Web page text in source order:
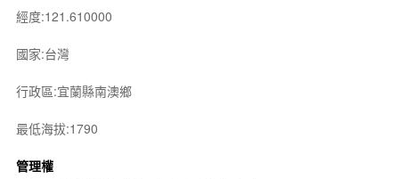
經度:121.610000
國家:台灣
行政區:宜蘭縣南澳鄉
最低海拔:1790
管理權